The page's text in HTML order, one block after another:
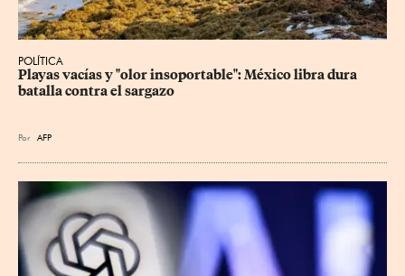
POLÍTICA
Playas vacías y "olor insoportable": México libra dura
batalla contra el sargazo
Por AFP